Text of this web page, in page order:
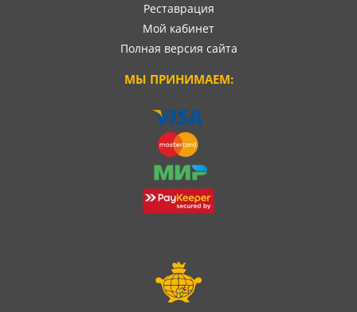
Реставрация
Мой кабинет
Полная версия сайта
МЫ ПРИНИМАЕМ: